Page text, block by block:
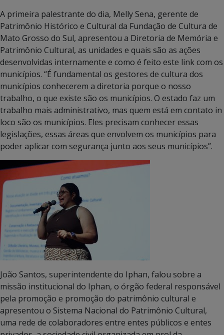
A primeira palestrante do dia, Melly Sena, gerente de
Patrimônio Histórico e Cultural da Fundação de Cultura de
Mato Grosso do Sul, apresentou a Diretoria de Memória e
Patrimônio Cultural, as unidades e quais são as ações
desenvolvidas internamente e como é feito este link com os
municípios. “É fundamental os gestores de cultura dos
municípios conhecerem a diretoria porque o nosso
trabalho, o que existe são os municípios. O estado faz um
trabalho mais administrativo, mas quem está em contato in
loco são os municípios. Eles precisam conhecer essas
legislações, essas áreas que envolvem os municípios para
poder aplicar com segurança junto aos seus municípios”.
João Santos, superintendente do Iphan, falou sobre a
missão institucional do Iphan, o órgão federal responsável
pela promoção e promoção do patrimônio cultural e
apresentou o Sistema Nacional do Patrimônio Cultural,
uma rede de colaboradores entre entes públicos e entes